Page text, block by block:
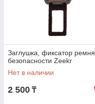
Заглушка, фиксатор ремня
безопасности Zeekr
Нет в наличии
2 500 ₸